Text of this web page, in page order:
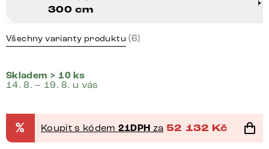
300 cm
Všechny varianty produktu (6)
Skladem > 10 ks
14. 8. – 19. 8. u vás
% Koupit s kódem 21DPH za 52 132 Kč